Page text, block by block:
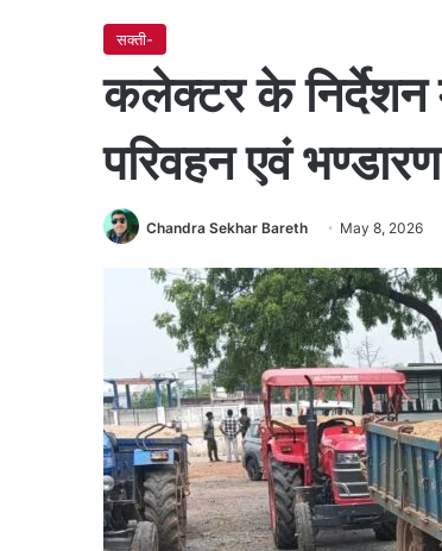
सक्ती-
कलेक्टर के
परिवहन एवं
Chandra Sekhar Bareth May 8, 2026